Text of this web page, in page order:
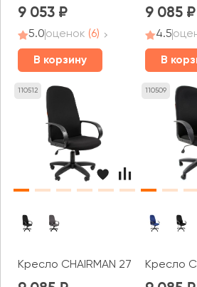
9 053
5.0оценок (6)
В корзину
9 085
4.5
В
110512
Кресло CHAIRMAN 279 Т
110509
Кресло